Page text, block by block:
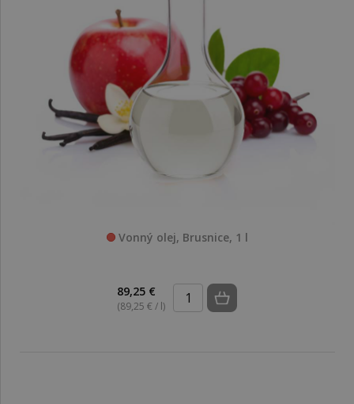
Vonný olej, Brusnice, 1 l
89,25 €
(89,25 € / l)